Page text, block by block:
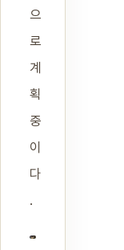
으
로
계
획
중
이
다
.